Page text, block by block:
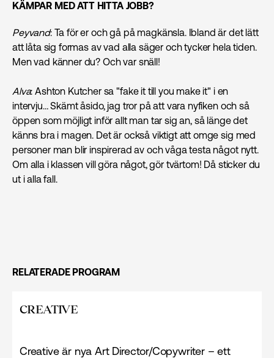
KÄMPAR MED ATT HITTA JOBB?
Peyvand: Ta för er och gå på magkänsla. Ibland är det lätt
att låta sig formas av vad alla säger och tycker hela tiden.
Men vad känner du? Och var snäll!
Alva: Ashton Kutcher sa "fake it till you make it" i en
intervju… Skämt åsido, jag tror på att vara nyfiken och så
öppen som möjligt inför allt man tar sig an, så länge det
känns bra i magen. Det är också viktigt att omge sig med
personer man blir inspirerad av och våga testa något nytt.
Om alla i klassen vill göra något, gör tvärtom! Då sticker du
ut i alla fall.
RELATERADE PROGRAM
CREATIVE
Creative är nya Art Director/Copywriter – ett